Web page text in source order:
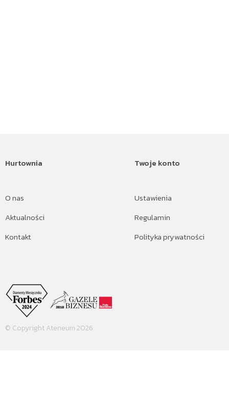
Hurtownia
O nas
Aktualności
Kontakt
Twoje konto
Ustawienia
Regulamin
Polityka prywatności
© Copyright Ateneum 2026